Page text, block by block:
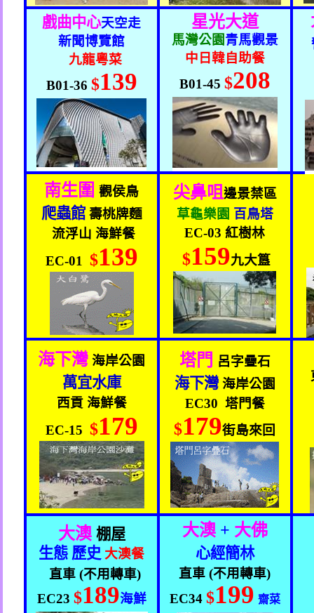
戲曲中心天空走
新聞博覽館
九龍粵菜
B01-36 $139
星光大道
馬灣公園青馬觀景
中日韓自助餐
B01-45 $208
南生圍觀侯鳥
爬蟲館壽桃牌麵
流浮山 海鮮餐
EC-01 $139
尖鼻咀 邊景禁區
草龜樂園 百鳥塔
EC-03紅樹林
$159九大簋
海下灣 海岸公園
萬宜水庫
西貢 海鮮餐
EC-15 $179
塔門 呂字疊石
海下灣 海岸公園
EC30 塔門餐
$179街島來回
大澳 棚屋
生態 歷史 大澳餐
直車(不用轉車)
EC23 $189海鮮
大澳 + 大佛
心經簡林
直車(不用轉車)
EC34 $199 齋菜